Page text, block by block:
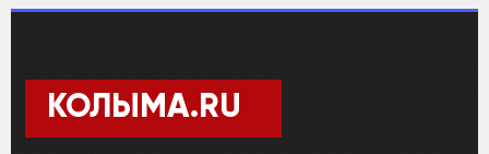
КОЛЫМА.RU